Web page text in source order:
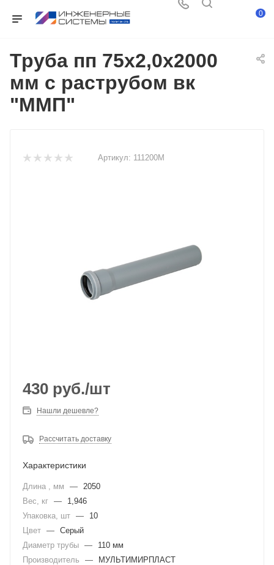
0
Труба пп 75х2,0х2000
мм с раструбом вк
"ММП"
Артикул: 111200М
430 руб./шт
Нашли дешевле?
Рассчитать доставку
Характеристики
Длина , мм — 2050
Вес, кг —
1,946
Упаковка, шт —
10
Цвет — Серый
Диаметр трубы —
110 мм
Производитель
— МУЛЬТИМИРПЛАСТ